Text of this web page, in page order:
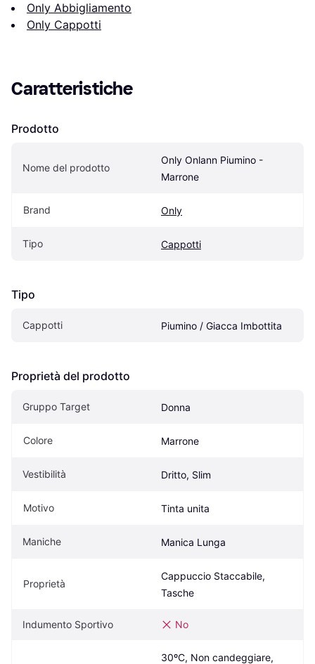
Only Abbigliamento
Only Cappotti
Caratteristiche
Prodotto
Nome del prodotto
Only Onlann Piumino -
Marrone
Brand Only
Tipo Cappotti
Tipo
Cappotti Piumino / Giacca Imbottita
Proprietà del prodotto
Gruppo Target Donna
Colore Marrone
Vestibilità Dritto, Slim
Motivo Tinta unita
Maniche Manica Lunga
Proprietà
Cappuccio Staccabile,
Tasche
Indumento Sportivo No
30ºC, Non candeggiare,